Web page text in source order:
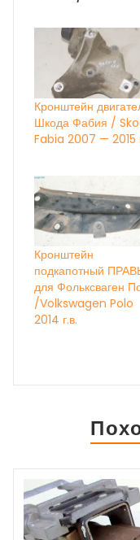
Кронштейн
Шкода Фабия /
Fabia 2007 — 2015
Кронштейн
подкапотный
для Фольксваген
/Volkswagen Polo
2014 г.в.